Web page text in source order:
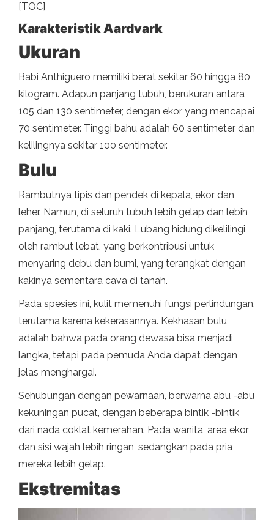
[TOC]
Karakteristik Aardvark
Ukuran
Babi Anthiguero memiliki berat sekitar 60 hingga 80
kilogram. Adapun panjang tubuh, berukuran antara
105 dan 130 sentimeter, dengan ekor yang mencapai
70 sentimeter. Tinggi bahu adalah 60 sentimeter dan
kelilingnya sekitar 100 sentimeter.
Bulu
Rambutnya tipis dan pendek di kepala, ekor dan
leher. Namun, di seluruh tubuh lebih gelap dan lebih
panjang, terutama di kaki. Lubang hidung dikelilingi
oleh rambut lebat, yang berkontribusi untuk
menyaring debu dan bumi, yang terangkat dengan
kakinya sementara cava di tanah.
Pada spesies ini, kulit memenuhi fungsi perlindungan,
terutama karena kekerasannya. Kekhasan bulu
adalah bahwa pada orang dewasa bisa menjadi
langka, tetapi pada pemuda Anda dapat dengan
jelas menghargai.
Sehubungan dengan pewarnaan, berwarna abu -abu
kekuningan pucat, dengan beberapa bintik -bintik
dari nada coklat kemerahan. Pada wanita, area ekor
dan sisi wajah lebih ringan, sedangkan pada pria
mereka lebih gelap.
Ekstremitas